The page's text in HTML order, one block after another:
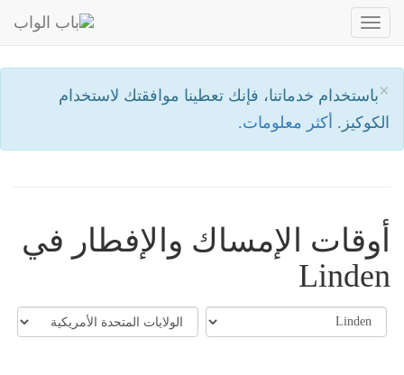
×باستخدام خدماتنا، فإنك تعطينا موافقتك لاستخدام
الكوكيز. أكثر معلومات.
Toggle
أوقات الإمساك والإفطار في
Linden